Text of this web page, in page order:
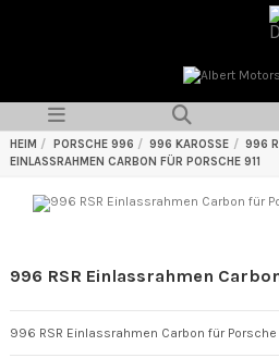
HEIM PORSCHE 996 996 KAROSSE 996
EINLASSRAHMEN CARBON FÜR PORSCHE 911
996 RSR Einlassrahmen
996 RSR Einlassrahmen Carbon für Porsche